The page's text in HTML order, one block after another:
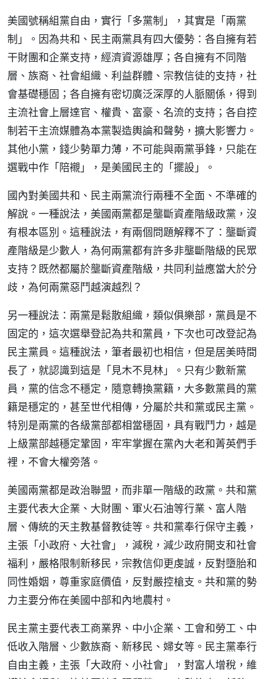
美國號稱組黨自由，實行「多黨制」，其實是「兩黨
制」。因為共和、民主兩黨具有四大優勢：各自擁有若
干財團和企業支持，經濟資源雄厚；各自擁有不同階
層、族裔、社會組織、利益群體、宗教信徒的支持，社
會基礎穩固；各自擁有密切廣泛深厚的人脈關係，得到
主流社會上層達官、權貴、富豪、名流的支持；各自控
制若干主流媒體為本黨製造輿論和聲勢，擴大影響力。
其他小黨，錢少勢單力薄，不可能與兩黨爭鋒，只能在
選戰中作「陪襯」，是美國民主的「擺設」。
國內對美國共和、民主兩黨流行兩種不全面、不準確的
解說。一種說法，美國兩黨都是壟斷資產階級政黨，沒
有根本區別。這種說法，有兩個問題解釋不了：壟斷資
產階級是少數人，為何兩黨都有許多非壟斷階級的民眾
支持？既然都屬於壟斷資產階級，共同利益應當大於分
歧，為何兩黨惡鬥越演越烈？
另一種說法：兩黨是鬆散組織，類似俱樂部，黨員是不
固定的，這次選舉登記為共和黨員，下次也可改登記為
民主黨員。這種說法，筆者最初也相信，但是居美時間
長了，就認識到這是「見木不見林」。只有少數新黨
員，黨的信念不穩定，隨意轉換黨籍，大多數黨員的黨
籍是穩定的，甚至世代相傳，分屬於共和黨或民主黨。
特別是兩黨的各級黨部都相當穩固，具有戰鬥力，越是
上級黨部越穩定鞏固，牢牢掌握在黨內大老和菁英們手
裡，不會大權旁落。
美國兩黨都是政治聯盟，而非單一階級的政黨。共和黨
主要代表大企業、大財團、軍火石油等行業、富人階
層、傳統的天主教基督教徒等。共和黨奉行保守主義，
主張「小政府、大社會」，減稅，減少政府開支和社會
福利，嚴格限制新移民，宗教信仰更虔誠，反對墮胎和
同性婚姻，尊重家庭價值，反對嚴控槍支。共和黨的勢
力主要分佈在美國中部和內地農村。
民主黨主要代表工商業界、中小企業、工會和勞工、中
低收入階層、少數族裔、新移民、婦女等。民主黨奉行
自由主義，主張「大政府、小社會」，對富人增稅，維